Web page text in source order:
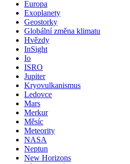
Europa
Exoplanety
Geostorky
Globální změna klimatu
Hvězdy
InSight
Io
ISRO
Jupiter
Kryovulkanismus
Ledovce
Mars
Merkur
Měsíc
Meteority
NASA
Neptun
New Horizons